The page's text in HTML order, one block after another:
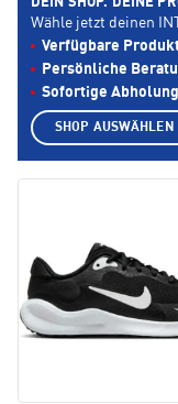
DEIN SHOP. DEINE
Wähle jetzt deinen
Verfügbare
Persönliche
Sofortige